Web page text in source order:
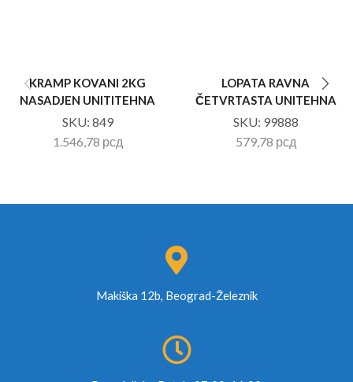
KRAMP KOVANI 2KG
NASADJEN UNITITEHNA
SKU: 849
1.546,78 рсд
LOPATA RAVNA
ČETVRTASTA UNITEHNA
SKU: 99888
579,78 рсд
Makiška 12b, Beograd-Železnik